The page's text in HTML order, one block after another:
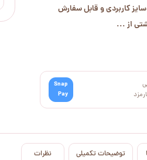
کاربردی و قابل سفارش
Snap
Pay
توضیحات تکمیلی نظرات